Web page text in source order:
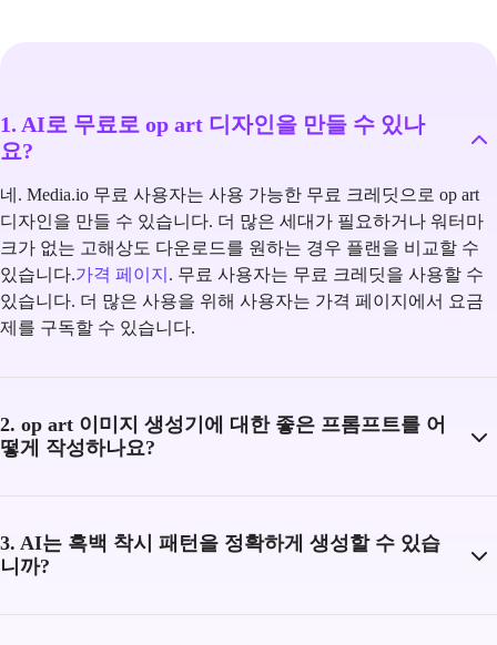
1. AI로 무료로 op art 디자인을 만들 수 있나
요?
네. Media.io 무료 사용자는 사용 가능한 무료 크레딧으로 op art
디자인을 만들 수 있습니다. 더 많은 세대가 필요하거나 워터마
크가 없는 고해상도 다운로드를 원하는 경우 플랜을 비교할 수
있습니다.가격 페이지 . 무료 사용자는 무료 크레딧을 사용할 수
있습니다. 더 많은 사용을 위해 사용자는 가격 페이지에서 요금
제를 구독할 수 있습니다.
2. op art 이미지 생성기에 대한 좋은 프롬프트를 어
떻게 작성하나요?
3. AI는 흑백 착시 패턴을 정확하게 생성할 수 있습
니까?